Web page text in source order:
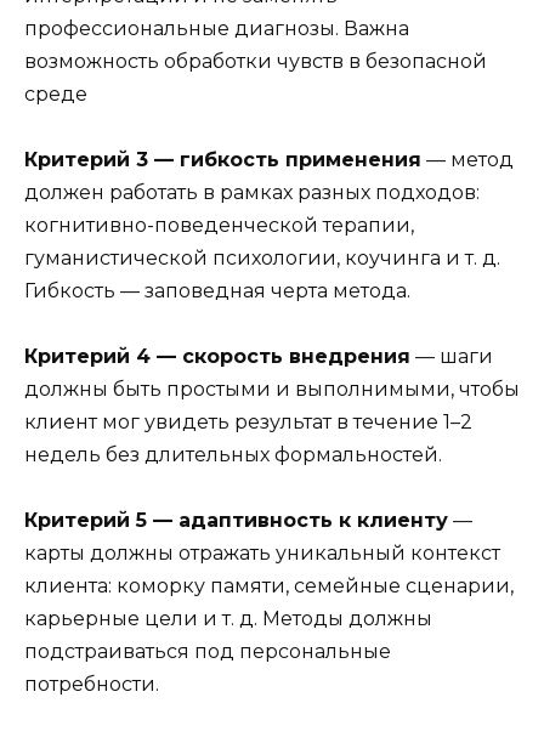
профессиональные диагнозы. Важна
возможность обработки чувств в безопасной
среде
Критерий 3 — гибкость применения — метод
должен работать в рамках разных подходов:
когнитивно-поведенческой терапии,
гуманистической психологии, коучинга и т. д.
Гибкость — заповедная черта метода.
Критерий 4 — скорость внедрения — шаги
должны быть простыми и выполнимыми, чтобы
клиент мог увидеть результат в течение 1–2
недель без длительных формальностей.
Критерий 5 — адаптивность к клиенту —
карты должны отражать уникальный контекст
клиента: коморку памяти, семейные сценарии,
карьерные цели и т. д. Методы должны
подстраиваться под персональные
потребности.